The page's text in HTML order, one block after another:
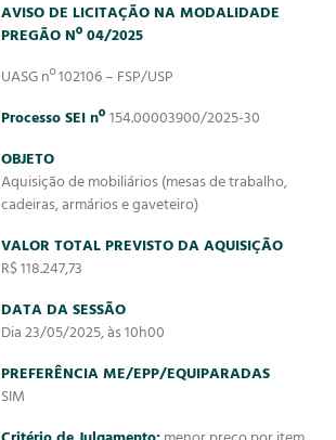
AVISO DE LICITAÇÃO NA MODALIDADE
PREGÃO Nº 04/2025
UASG nº 102106 – FSP/USP
Processo SEI nº154.00003900/2025-30
OBJETO
Aquisição de mobiliários (mesas de trabalho,
cadeiras, armários e gaveteiro)
VALOR TOTAL PREVISTO DA AQUISIÇÃO
R$ 118.247,73
DATA DA SESSÃO
Dia 23/05/2025, às 10h00
PREFERÊNCIA ME/EPP/EQUIPARADAS
SIM